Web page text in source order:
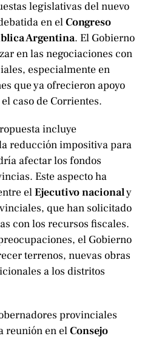
legislativas del nuevo
en elCongreso
Argentina. El Gobierno
en las negociaciones con
especialmente en
que ya ofrecieron apoyo
caso de Corrientes.
incluye
reducción impositiva para
afectar los fondos
Este aspecto ha
elEjecutivo nacionaly
que han solicitado
con los recursos fiscales.
el Gobierno
terrenos, nuevas obras
a los distritos
provinciales
reunión en elConsejo